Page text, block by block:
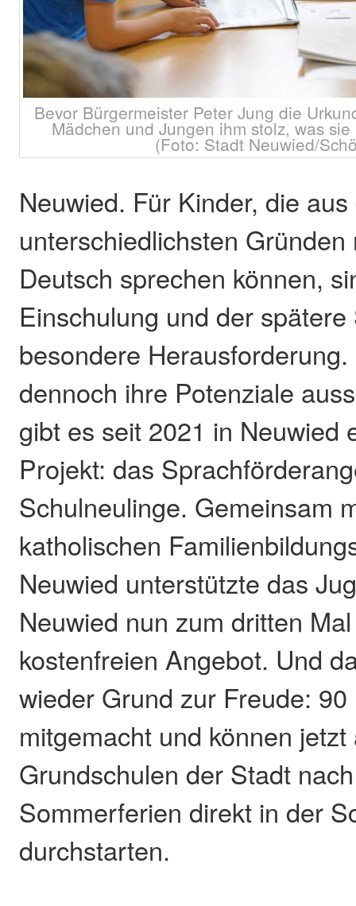
Bevor Bürgermeister Peter Jung die
Mädchen und Jungen ihm stolz, was
(Foto: Stadt Neuwied/
Neuwied. Für Kinder, die
unterschiedlichsten
Deutsch sprechen können,
Einschulung und der
besondere
dennoch ihre Potenziale
gibt es seit 2021 in Neuwied
Projekt: das
Schulneulinge. Gemeinsam
katholischen
Neuwied unterstützte das
Neuwied nun zum dritten
kostenfreien Angebot. Und
wieder Grund zur Freude:
mitgemacht und können jetzt
Grundschulen der Stadt
Sommerferien direkt in der
durchstarten.